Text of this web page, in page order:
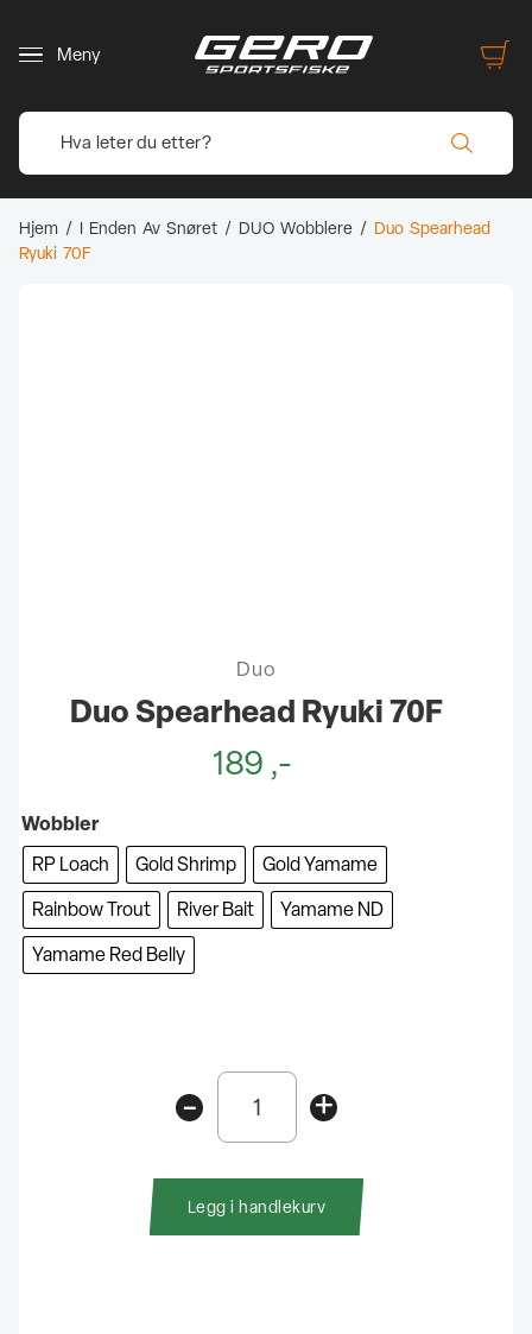
Meny
Hjem / I Enden Av Snøret / DUO Wobblere / Duo Spearhead
Ryuki 70F
Duo
Duo Spearhead Ryuki 70F
189 ,-
Wobbler
RP Loach Gold Shrimp
Gold Yamame
Rainbow Trout
River Bait
Yamame ND
Yamame Red Belly
+
Spearhead
Ryuki
antall
-
Legg i handlekurv